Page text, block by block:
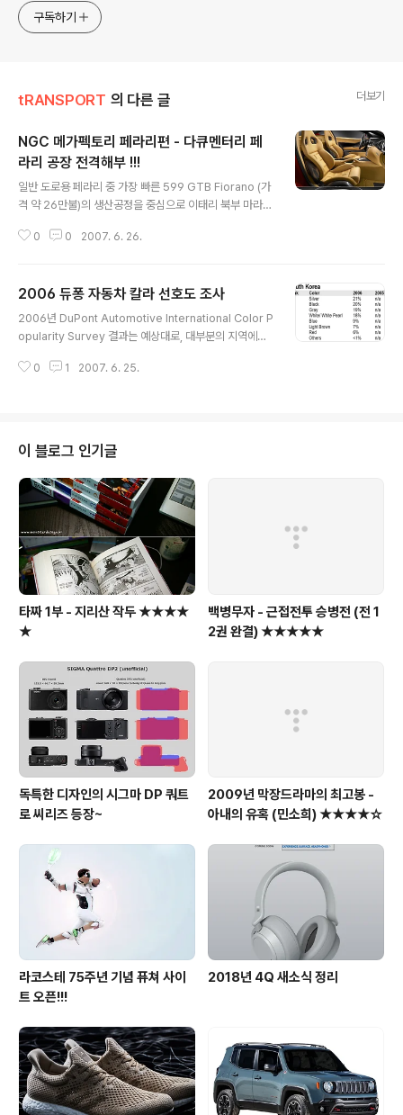
구독하기
tRANSPORT 의 다른 글 더보기
NGC 메가펙토리 페라리편 - 다큐멘터리 페
라리 공장 전격해부 !!!
일반 도로용 페라리 중 가장 빠른 599 GTB Fiorano (가
격 약 26만불)의 생산공정을 중심으로 이태리 북부 마라넬
타리... 초강추!!! (공장내부 조명은 자연채광을 활용하고,
0 0 2007. 6. 26.
2006 듀퐁 자동차 칼라 선호도 조사
2006년 DuPont Automotive International Color P
opularity Survey 결과는 예상대로, 대부분의 지역에서
드... 북미, 유럽, 남미, 중국, 한국, 일본을 조사했다... 아래
0 1 2007. 6. 25.
이 블로그 인기글
타짜 1부 - 지리산 작두 ★★★★
★
백병무자 - 근접전투 승병전 (전 1
2권 완결) ★★★★★
독특한 디자인의 시그마 DP 쿼트
로 씨리즈 등장~
2009년 막장드라마의 최고봉 -
아내의 유혹 (민소희) ★★★★☆
라코스테 75주년 기념 퓨쳐 사이
트 오픈!!!
2018년 4Q 새소식 정리